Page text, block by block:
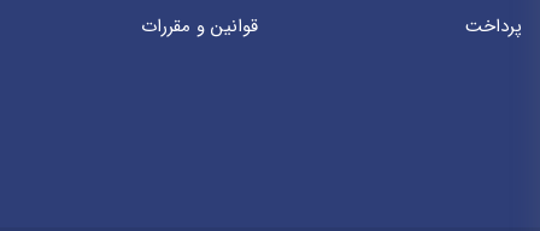
پرداخت
قوانین و مقررات